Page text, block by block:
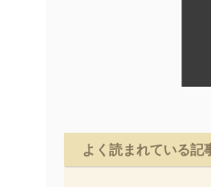
よく読まれている記